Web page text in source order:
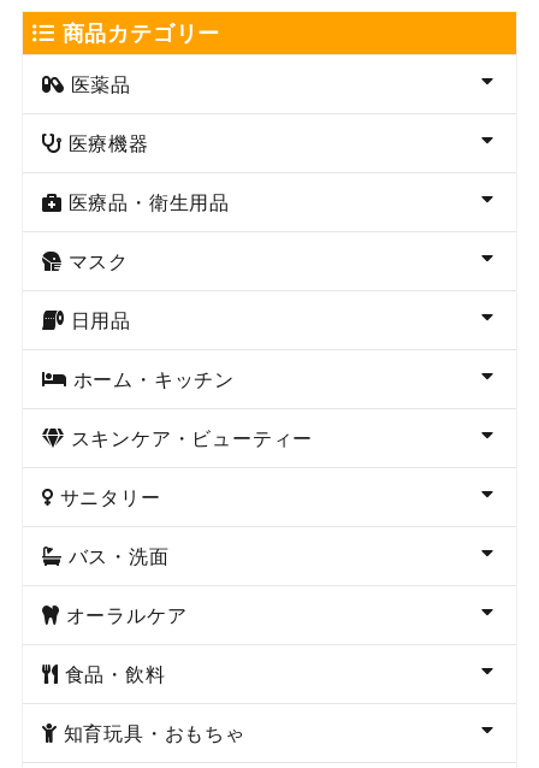
商品カテゴリー
医薬品
医療機器
医療品・衛生用品
マスク
日用品
ホーム・キッチン
スキンケア・ビューティー
サニタリー
バス・洗面
オーラルケア
食品・飲料
知育玩具・おもちゃ